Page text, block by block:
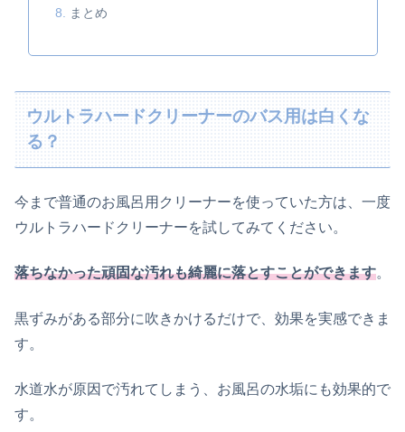
まとめ
ウルトラハードクリーナーのバス用は白くな
る？
今まで普通のお風呂用クリーナーを使っていた方は、一度
ウルトラハードクリーナーを試してみてください。
落ちなかった頑固な汚れも綺麗に落とすことができます。
黒ずみがある部分に吹きかけるだけで、効果を実感できま
す。
水道水が原因で汚れてしまう、お風呂の水垢にも効果的で
す。